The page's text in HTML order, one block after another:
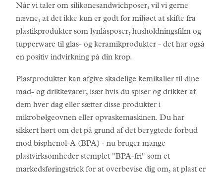
Når vi taler om silikonesandwichposer, vil vi gerne
nævne, at det ikke kun er godt for miljøet at skifte fra
plastikprodukter som lynlåsposer, husholdningsfilm og
tupperware til glas- og keramikprodukter - det har også
en positiv indvirkning på din krop.
Plastprodukter kan afgive skadelige kemikalier til dine
mad- og drikkevarer, især hvis du spiser og drikker af
dem hver dag eller sætter disse produkter i
mikrobølgeovnen eller opvaskemaskinen. Du har
sikkert hørt om det på grund af det berygtede forbud
mod bisphenol-A (BPA) - nu bruger mange
plastvirksomheder stemplet "BPA-fri" som et
markedsføringstrick for at overbevise dig om, at plast er